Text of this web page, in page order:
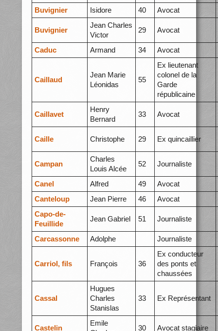
Buvignier
Isidore 40 Avocat
Buvignier
Jean Charles
Victor
29 Avocat
Caduc Armand 34 Avocat
Caillaud
Jean Marie
Léonidas
55
Ex lieutenant
colonel de la
Garde
républicaine
Caillavet
Henry
Bernard
33 Avocat
Caille Christophe 29 Ex quincaillier
Campan
Charles
Louis Alcée
52 Journaliste
Canel Alfred 49
Avocat
Canteloup
Jean Pierre 46
Avocat
Capo-de-
Feuillide
Jean Gabriel 51 Journaliste
Carcassonne Adolphe Journaliste
Carriol, fils François 36
Ex conducteur
des ponts et
chaussées
Cassal
Hugues
Charles
Stanislas
33 Ex Représentant
Castelin
Emile
30 Avocat stagiaire